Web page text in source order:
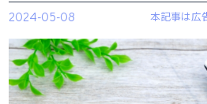
2024-05-08